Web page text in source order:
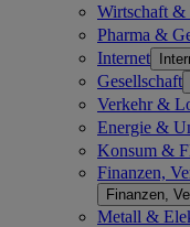
Wirtschaft
Pharma &
Internet
Gesellschaft
Verkehr &
Energie &
Konsum &
Finanzen,
Finanzen,
Metall &